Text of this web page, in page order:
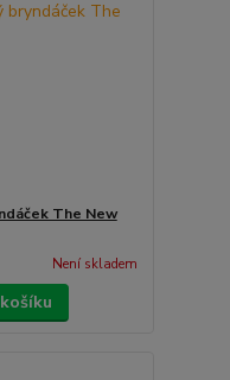
The New
Není skladem